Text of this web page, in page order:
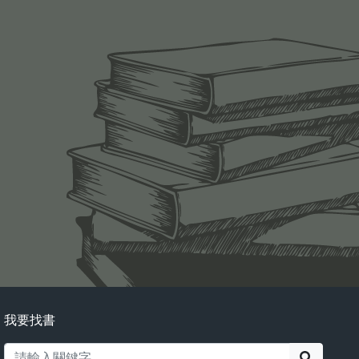
我要找書